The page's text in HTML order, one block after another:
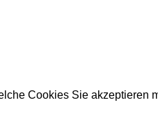
Cookies Sie akzeptieren